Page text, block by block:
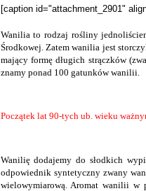
[caption id="attachment_2901"
Wanilia to rodzaj rośliny
Środkowej. Zatem wanilia jest
mający formę długich strączków
znamy ponad 100 gatunków wanilii.
Początek lat 90-tych ub. wieku
Wanilię dodajemy do słodkich
odpowiednik syntetyczny zwany
wielowymiarową. Aromat wanilii w